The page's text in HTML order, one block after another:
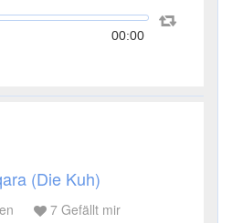
00:00
(Die Kuh)
7Gefällt mir